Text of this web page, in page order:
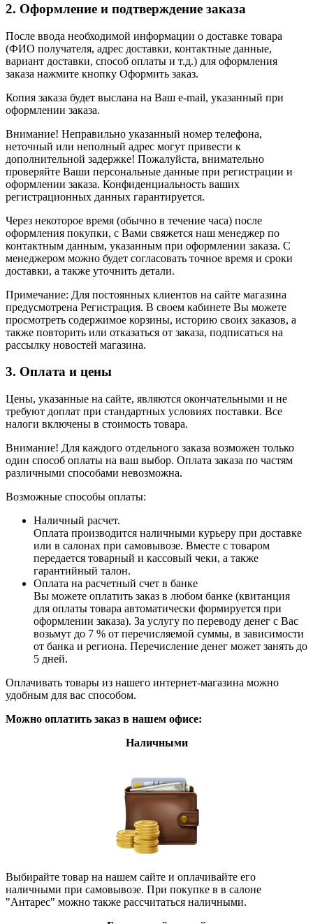
2. Оформление и подтверждение заказа
После ввода необходимой информации о доставке товара
(ФИО получателя, адрес доставки, контактные данные,
вариант доставки, способ оплаты и т.д.) для оформления
заказа нажмите кнопку Оформить заказ.
Копия заказа будет выслана на Ваш e-mail, указанный при
оформлении заказа.
Внимание! Неправильно указанный номер телефона,
неточный или неполный адрес могут привести к
дополнительной задержке! Пожалуйста, внимательно
проверяйте Ваши персональные данные при регистрации и
оформлении заказа. Конфиденциальность ваших
регистрационных данных гарантируется.
Через некоторое время (обычно в течение часа) после
оформления покупки, с Вами свяжется наш менеджер по
контактным данным, указанным при оформлении заказа. С
менеджером можно будет согласовать точное время и сроки
доставки, а также уточнить детали.
Примечание: Для постоянных клиентов на сайте магазина
предусмотрена Регистрация. В своем кабинете Вы можете
просмотреть содержимое корзины, историю своих заказов, а
также повторить или отказаться от заказа, подписаться на
рассылку новостей магазина.
3. Оплата и цены
Цены, указанные на сайте, являются окончательными и не
требуют доплат при стандартных условиях поставки. Все
налоги включены в стоимость товара.
Внимание! Для каждого отдельного заказа возможен только
один способ оплаты на ваш выбор. Оплата заказа по частям
различными способами невозможна.
Возможные способы оплаты:
Наличный расчет.
Оплата производится наличными курьеру при доставке
или в салонах при самовывозе. Вместе с товаром
передается товарный и кассовый чеки, а также
гарантийный талон.
Оплата на расчетный счет в банке
Вы можете оплатить заказ в любом банке (квитанция
для оплаты товара автоматически формируется при
оформлении заказа). За услугу по переводу денег с Вас
возьмут до 7 % от перечисляемой суммы, в зависимости
от банка и региона. Перечисление денег может занять до
5 дней.
Оплачивать товары из нашего интернет-магазина можно
удобным для вас способом.
Можно оплатить заказ в нашем офисе:
Наличными
Выбирайте товар на нашем сайте и оплачивайте его
наличными при самовывозе. При покупке в в салоне
"Антарес" можно также рассчитаться наличными.